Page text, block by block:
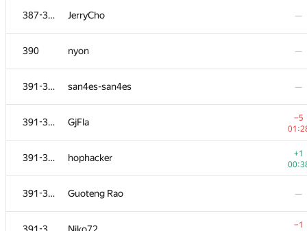
387-389 JerryCho —
390 nyon —
391-395 san4es-san4es —
391-395 GjFla
−5
391-395 hophacker
+1
391-395 Guoteng Rao —
−1
Артем Лабунский
mututunus
r.goroshko —
kazakh proger —
377 nik.ioffe
378 Cyrill —